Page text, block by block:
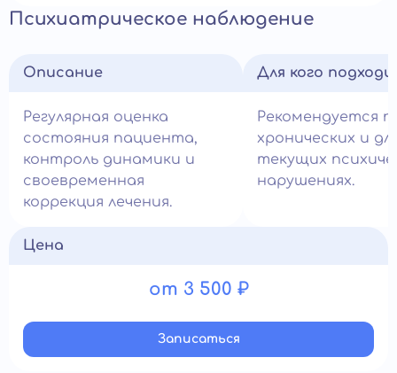
Психиатрическое наблюдение
Описание
Регулярная оценка
состояния пациента,
контроль динамики и
своевременная
коррекция лечения.
Для кого
Рекомендуется
хронических и
текущих
нарушениях.
Цена
от 3 500 ₽
Записатьcя